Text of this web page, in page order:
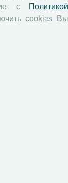
с
Политикой
cookies Вы